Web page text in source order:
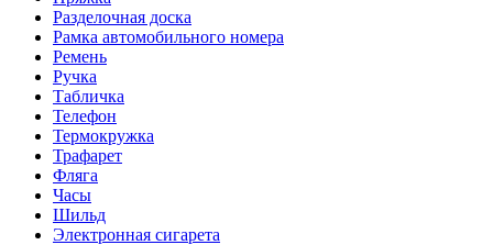
Разделочная доска
Рамка автомобильного номера
Ремень
Ручка
Табличка
Телефон
Термокружка
Трафарет
Фляга
Часы
Шильд
Электронная сигарета